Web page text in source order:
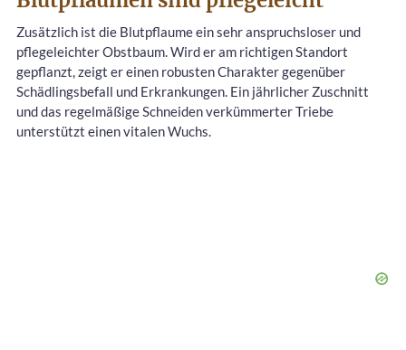
Zusätzlich ist die Blutpflaume ein sehr anspruchsloser und
pflegeleichter Obstbaum. Wird er am richtigen Standort
gepflanzt, zeigt er einen robusten Charakter gegenüber
Schädlingsbefall und Erkrankungen. Ein jährlicher Zuschnitt
und das regelmäßige Schneiden verkümmerter Triebe
unterstützt einen vitalen Wuchs.